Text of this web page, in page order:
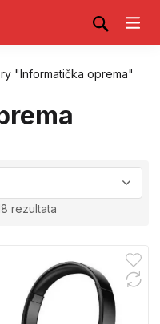
"Informatička oprema"
rezultata